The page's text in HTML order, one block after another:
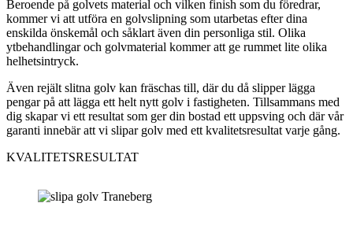
Beroende på golvets material och vilken finish som du föredrar,
kommer vi att utföra en golvslipning som utarbetas efter dina
enskilda önskemål och såklart även din personliga stil. Olika
ytbehandlingar och golvmaterial kommer att ge rummet lite olika
helhetsintryck.
Även rejält slitna golv kan fräschas till, där du då slipper lägga
pengar på att lägga ett helt nytt golv i fastigheten. Tillsammans med
dig skapar vi ett resultat som ger din bostad ett uppsving och där vår
garanti innebär att vi slipar golv med ett kvalitetsresultat varje gång.
KVALITETSRESULTAT